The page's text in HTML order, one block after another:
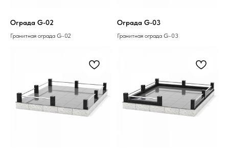
Ограда G-02
Гранитная ограда G-02
Ограда G-03
Гранитная ограда G-03